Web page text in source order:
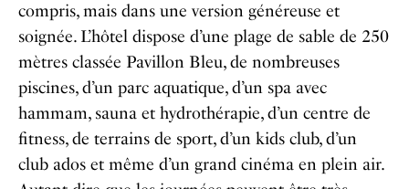
compris, mais dans une version généreuse et
soignée. L’hôtel dispose d’une plage de sable de 250
mètres classée Pavillon Bleu, de nombreuses
piscines, d’un parc aquatique, d’un spa avec
hammam, sauna et hydrothérapie, d’un centre de
fitness, de terrains de sport, d’un kids club, d’un
club ados et même d’un grand cinéma en plein air.